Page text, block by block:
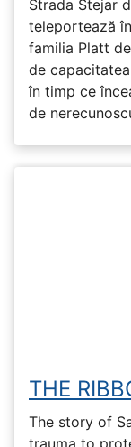
Strada Stejar
teleportează
familia Platt
de
în timp ce
de
THE
The story of